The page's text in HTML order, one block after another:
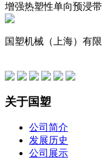
增强热塑性单向预浸
国塑机械（上海）有
关于国塑
公司简介
发展历史
公司展示